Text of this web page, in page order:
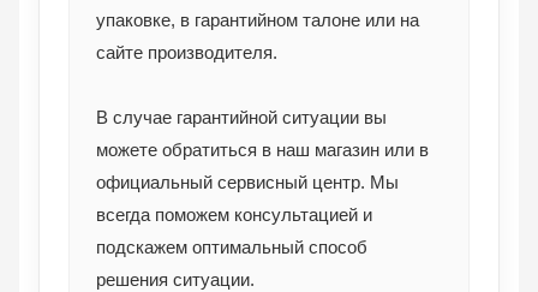
упаковке, в гарантийном талоне или на
сайте производителя.
В случае гарантийной ситуации вы
можете обратиться в наш магазин или в
официальный сервисный центр. Мы
всегда поможем консультацией и
подскажем оптимальный способ
решения ситуации.